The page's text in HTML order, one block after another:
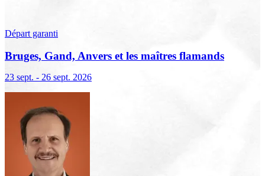
Départ garanti
Bruges, Gand, Anvers et les maîtres flamands
23 sept. - 26 sept. 2026